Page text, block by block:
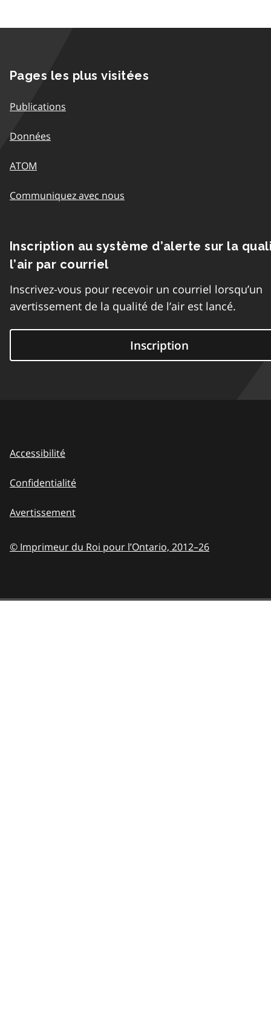
Pages les plus visitées
Publications
Données
ATOM
Communiquez avec nous
Inscription au système d’alerte sur la
l’air par courriel
Inscrivez-vous pour recevoir un courriel lorsqu’un
avertissement de la qualité de l’air est lancé.
Inscription
Accessibilité
Confidentialité
Avertissement
© Imprimeur du Roi pour l’Ontario, 2012–26